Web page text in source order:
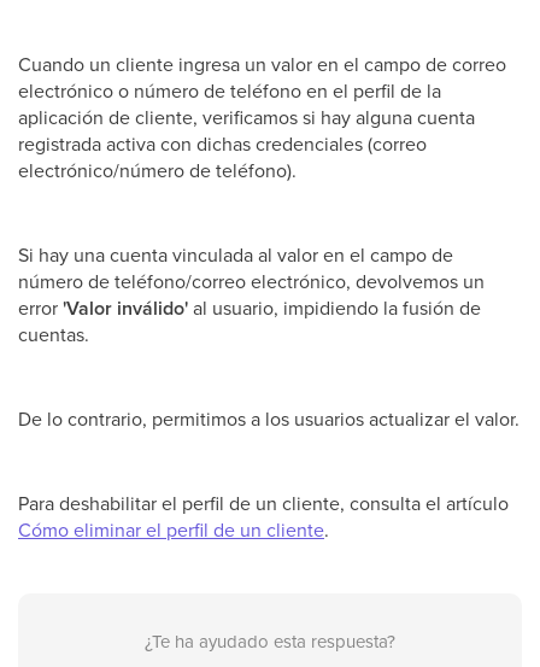
Cuando un cliente ingresa un valor en el campo de correo
electrónico o número de teléfono en el perfil de la
aplicación de cliente, verificamos si hay alguna cuenta
registrada activa con dichas credenciales (correo
electrónico/número de teléfono).
Si hay una cuenta vinculada al valor en el campo de
número de teléfono/correo electrónico, devolvemos un
error'Valor inválido'al usuario, impidiendo la fusión de
cuentas.
De lo contrario, permitimos a los usuarios actualizar el valor.
Para deshabilitar el perfil de un cliente, consulta el artículo
Cómo eliminar el perfil de un cliente.
¿Te ha ayudado esta respuesta?